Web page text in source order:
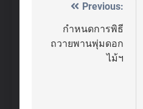
Post
navigation
Previous:
กำหนดการพิธี
ถวายพานพุ่มดอก
ไม้ฯ